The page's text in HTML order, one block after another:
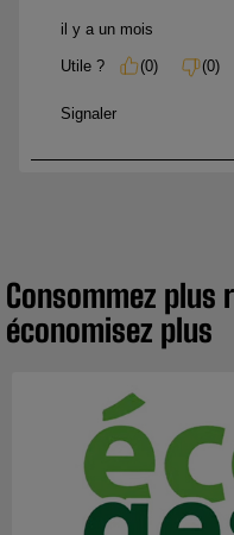
Consommez plus
économisez plus